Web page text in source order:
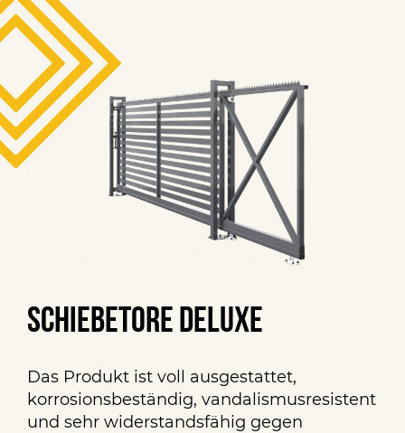
Schiebetore Deluxe
Das Produkt ist voll ausgestattet,
korrosionsbeständig, vandalismusresistent
und sehr widerstandsfähig gegen